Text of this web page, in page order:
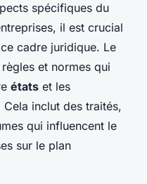
spécifiques du
il est crucial
cadre juridique. Le
et normes qui
états et les
inclut des traités,
qui influencent le
sur le plan